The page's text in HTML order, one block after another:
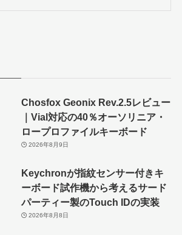
Chosfox Geonix Rev.2.5レビュー
｜Vial対応の40％オーソリニア・
ロープロファイルキーボード
2026年8月9日
Keychronが指紋センサー付きキ
ーボード試作機から考えるサード
パーティー製のTouch IDの実装
2026年8月8日